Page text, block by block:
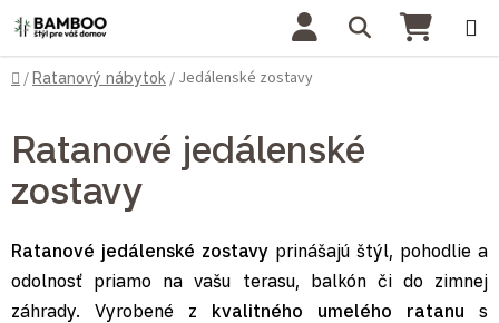
Prejsť na obsah Hľadať
Domov
/Ratanový nábytok / Jedálenské zostavy
Ratanové jedálenské
zostavy
Ratanové jedálenské zostavy prinášajú štýl, pohodlie a
odolnosť priamo na vašu terasu, balkón či do zimnej
záhrady. Vyrobené z kvalitného umelého ratanu s